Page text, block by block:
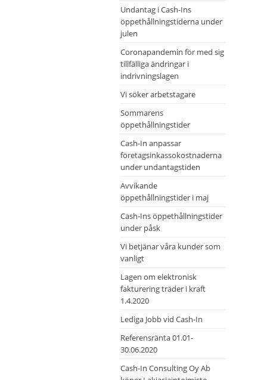
Undantag i Cash-Ins
öppethållningstiderna under
julen
Coronapandemin för med sig
tillfälliga ändringar i
indrivningslagen
Vi söker arbetstagare
Sommarens
öppethållningstider
Cash-In anpassar
företagsinkassokostnaderna
under undantagstiden
Avvikande
öppethållningstider i maj
Cash-Ins öppethållningstider
under påsk
Vi betjänar våra kunder som
vanligt
Lagen om elektronisk
fakturering träder i kraft
1.4.2020
Lediga Jobb vid Cash-In
Referensränta 01.01-
30.06.2020
Cash-In Consulting Oy Ab